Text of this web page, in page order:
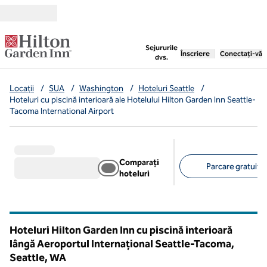
Sejururile
dvs.
, deschide o filă nouă
Înscriere Conectați-vă
Locații / SUA / Washington / Hoteluri Seattle
/
Hoteluri cu piscină interioară ale Hotelului Hilton Garden Inn Seattle-
Tacoma International Airport
Comparați
hoteluri
Parcare gratuită
Hoteluri Hilton Garden Inn cu piscină interioară
lângă Aeroportul Internațional Seattle-Tacoma,
Seattle,WA